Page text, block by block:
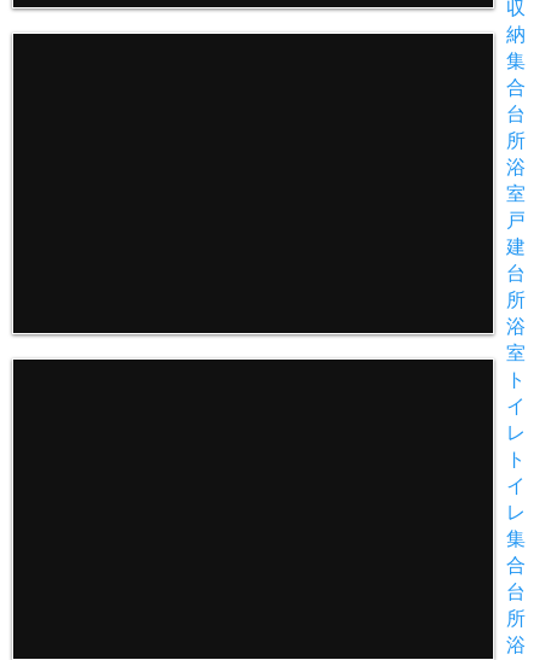
収
納
集
合
台
所
浴
室
戸
建
台
所
浴
室
ト
イ
レ
ト
イ
レ
集
合
台
所
浴